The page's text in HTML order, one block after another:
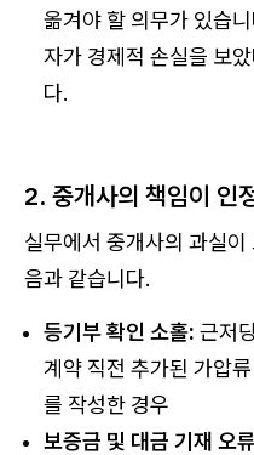
옮겨야 할 의무가 있습
자가 경제적 손실을 보
다.
2. 중개사의 책임이 인
실무에서 중개사의 과실
음과 같습니다.
등기부 확인 소홀: 근저
계약 직전 추가된 가압
를 작성한 경우
보증금 및 대금 기재 오